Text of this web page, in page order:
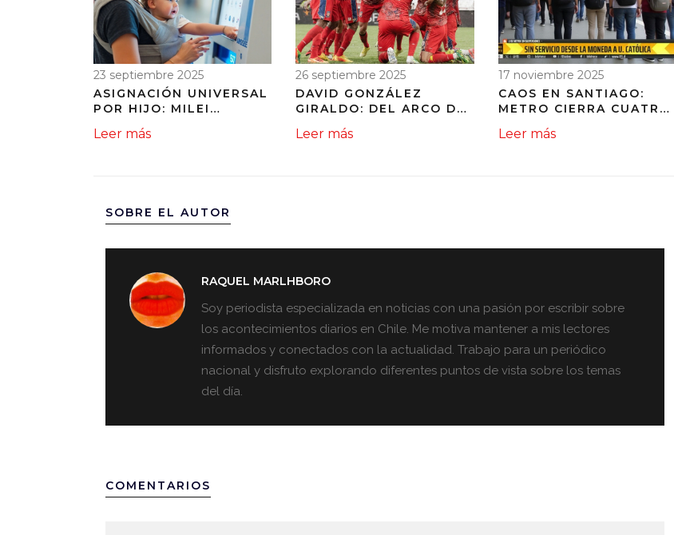
23 septiembre 2025
ASIGNACIÓN UNIVERSAL
POR HIJO: MILEI
ELIMINACIÓN DEL
Leer más
26 septiembre 2025
DAVID GONZÁLEZ
GIRALDO: DEL ARCO DE
MEDELLÍN AL
Leer más
17 noviembre 2025
CAOS EN SANTIAGO:
METRO CIERRA CUATRO
EN HORA PUNTA POR
Leer más
SOBRE EL AUTOR
RAQUEL MARLHBORO
Soy periodista especializada en noticias con una pasión por escribir sobre
los acontecimientos diarios en Chile. Me motiva mantener a mis lectores
informados y conectados con la actualidad. Trabajo para un periódico
nacional y disfruto explorando diferentes puntos de vista sobre los temas
del día.
COMENTARIOS